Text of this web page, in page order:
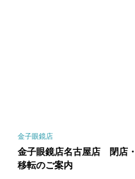
金子眼鏡店
金子眼鏡店名古屋店 閉店・
移転のご案内